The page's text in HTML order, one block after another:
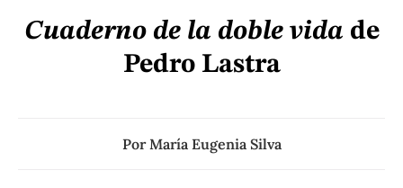
Cuaderno de la doble vida de
Pedro Lastra
PorMaría Eugenia Silva